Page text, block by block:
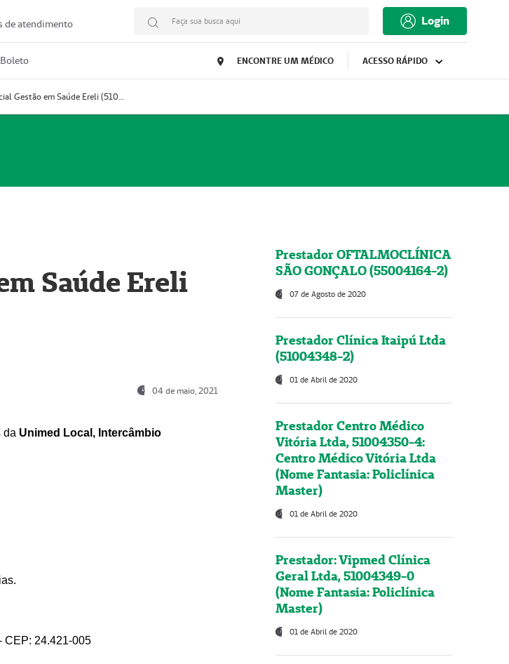
de atendimento Faça sua busca aqui Login
ENCONTRE UM MÉDICO ACESSO RÁPIDO
Prestador Essencial Gestão em Saúde Ereli (51004354-7)
Saúde Ereli
04 de maio, 2021
da Unimed Local, Intercâmbio
CEP: 24.421-005
Prestador OFTALMOCLÍNICA
SÃO GONÇALO (55004164-2)
07 de Agosto de 2020
Prestador Clínica Itaipú Ltda
(51004348-2)
01 de Abril de 2020
Prestador Centro Médico
Vitória Ltda, 51004350-4:
Centro Médico Vitória Ltda
(Nome Fantasia: Policlínica
Master)
01 de Abril de 2020
Prestador: Vipmed Clínica
Geral Ltda, 51004349-0
(Nome Fantasia: Policlínica
Master)
01 de Abril de 2020